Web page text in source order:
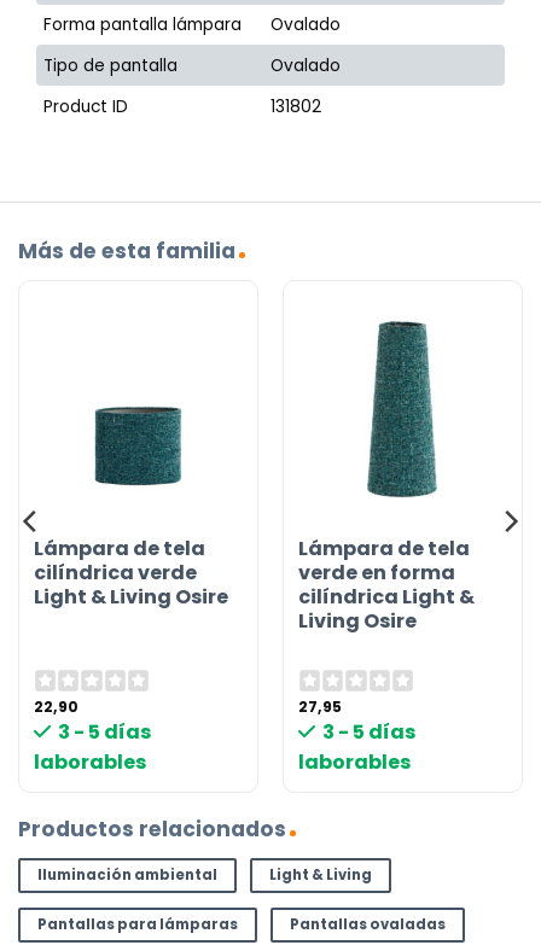
Forma pantalla lámpara
Ovalado
Tipo de pantalla
Ovalado
Product ID
131802
Más de esta familia
Lámpara de tela
cilíndrica verde
Light & Living Osire
22,90
3 - 5 días
laborables
Lámpara de tela
verde en forma
cilíndrica Light &
Living Osire
27,95
3 - 5 días
laborables
Productos relacionados
Iluminación ambiental Light & Living
Pantallas para lámparas Pantallas ovaladas